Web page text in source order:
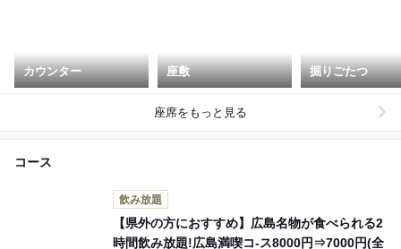
カウンター 座敷 掘りごたつ
座席をもっと見る
コース
飲み放題
【県外の方におすすめ】広島名物が食べられる2
時間飲み放題!広島満喫コ-ス8000円⇒7000円(全